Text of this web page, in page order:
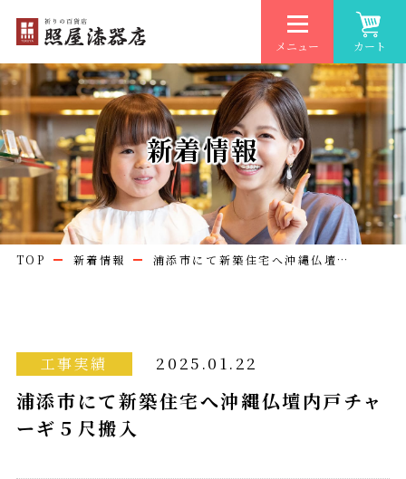
カート
メニュー
新着情報
TOP 新着情報 浦添市にて新築住宅へ沖縄仏壇…
工事実績 2025.01.22
浦添市にて新築住宅へ沖縄仏壇内戸チャ
ーギ５尺搬入